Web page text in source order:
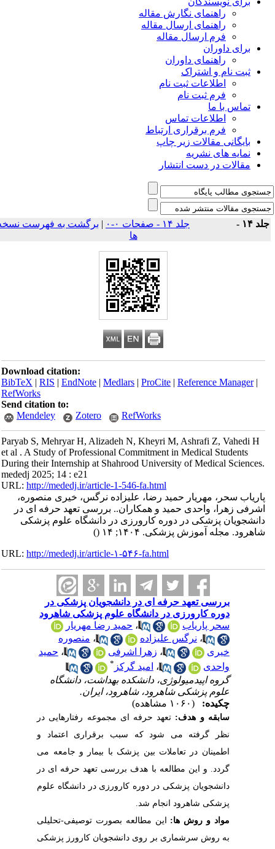
راهنمای نگارش مقاله
راهنمای ارسال مقاله
فرم ارسال مقاله
برای داوران
راهنمای داوران
ثبت نام و اشتراک
اطلاعات ثبت نام
فرم ثبت نام
تماس با ما
اطلاعات تماس
فرم برقراری ارتباط
بایگانی مقالات زیر چاپ
نمایه های نشریه
مقالات در دست انتشار
۱۴ - جلد ۱۴ - صفحات ۰-۰ | برگشت به فهرست نسخه
ها
Download citation:
BibTeX|RIS|EndNote|Medlars|ProCite|Reference Manager
RefWorks
Send citation to:
Mendeley
Zotero RefWorks
Paryab S, Mehryar H, Alizadeh N, Kheyri M, Ashrafi Z, Vahedi H
et al . A Study of Professional Commitment in Medical Students
During their Internship at Shahrood University of Medical Sciences.
mededj 2025; 14 : e21
URL:http://mededj.ir/article-1-546-fa.html
پاریاب سحر، مهریار حمید رضا، علیزاده نرگس، خیری منصوره،
اشرفی زهرا، واحدی حمید و همکاران.. بررسی تعهد حرفه ای در
دانشجویان پزشکی در دوره کارورزی در دانشگاه علوم پزشکی
شاهرود. مجله آموزش پزشکی. ۱۴۰۴; ۱۴
()
URL:http://mededj.ir/article-۱-۵۴۶-fa.html
بررسی تعهد حرفه ای در دانشجویان پزشکی در
دوره کارورزی در دانشگاه علوم پزشکی شاهرود
سحر پاریاب
،حمید رضا مهریار
،نرگس علیزاده ،منصوره
خیری
،زهرا اشرفی ،حمید
واحدی
،امید گرکز*
گروه اپیدمیولوژی، دانشکده بهداشت، دانشگاه
علوم پزشکی شاهرود، شاهرود، ایران.
چکیده:
سابقه و هدف:تعهد حرفه ای مجموعه رفتارهایی در
نظر گرفته می شود که سبب برقراری اعتماد و
اطمینان در تعاملات بین پزشک با بیمار و جامعه می
گردد.و این مطالعه با هدف بررسی تعهد حرفه ای در
دانشجویان پزشکی در دوره کارورزی در دانشگاه علوم
پزشکی شاهرود انجام شد.
مواد و روش ها:این مطالعه بصورت توصیفی-تحلیلی
به روش سرشماری بر روی دانشجویان کارورز پزشکی